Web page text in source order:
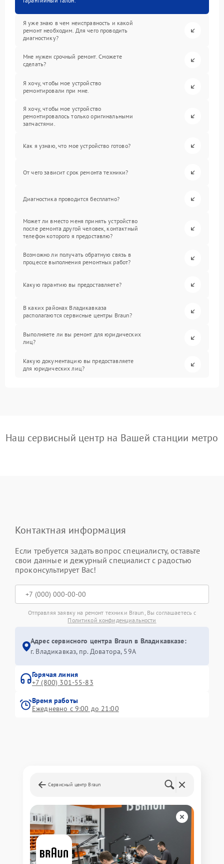
Я уже знаю в чем неисправность и какой
ремонт необходим. Для чего проводить
диагностику?
Мне нужен срочный ремонт. Сможете
сделать?
Я хочу, чтобы мое устройство
ремонтировали при мне.
Я хочу, чтобы мое устройство
ремонтировалось только оригинальными
запчастями.
Как я узнаю, что мое устройство готово?
От чего зависит срок ремонта техники?
Диагностика проводится бесплатно?
Может ли вместо меня принять устройство
после ремонта другой человек, контактный
телефон которого я предоставлю?
Возможно ли получать обратную связь в
процессе выполнения ремонтных работ?
Какую гарантию вы предоставляете?
В каких районах Владикавказа
располагаются сервисные центры Braun?
Выполняете ли вы ремонт для юридических
лиц?
Какую документацию вы предоставляете
для юридических лиц?
Наш сервисный центр на Вашей станции метро
Контактная информация
Если требуется задать вопрос специалисту, оставьте
свои данные и дежурный специалист с радостью
проконсультирует Вас!
Отправляя заявку на ремонт техники Braun, Вы соглашаетесь с
Политикой конфиденциальности
Адрес сервисного центра Braun в Владикавказе:
г. Владикавказ, пр. Доватора, 59А
Горячая линия
+7 (800) 301-55-83
Время работы
Ежедневно с 9:00 до 21:00
Сервисный центр Braun